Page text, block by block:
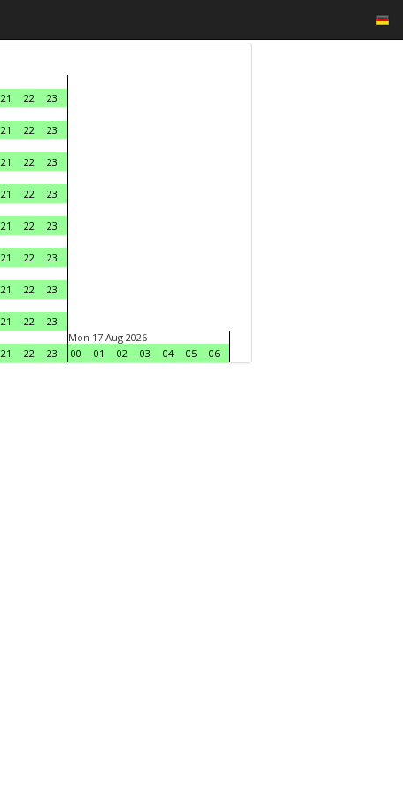
21 22
23
21 22
23
21 22
23
21 22
23
21 22
23
21 22
23
21 22
23
21 22
23
21 22 23
Mon 17 Aug 2026
00
01 02 03 04 05 06